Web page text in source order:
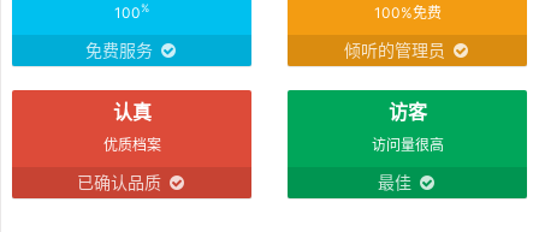
100%
免费服务
100%免费
倾听的管理员
认真
优质档案
已确认品质
访客
访问量很高
最佳